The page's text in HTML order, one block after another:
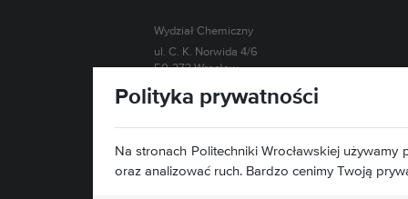
Wydział Chemiczny
ul. C. K. Norwida 4/6
50-373 Wrocław
Kontakt »
Polityka prywatności
Na stronach Politechniki Wrocławskiej
oraz analizować ruch. Bardzo cenimy Twoją